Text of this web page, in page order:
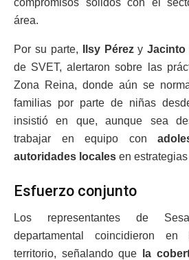
compromisos sólidos con el
área.
Por su parte, Ilsy PérezyJacinto
de SVET, alertaron sobre las
Zona Reina, donde aún se
familias por parte de niñas
insistió en que, aunque sea
trabajar en equipo con
autoridades locales en
Esfuerzo conjunto
Los representantes de
departamental coincidieron
territorio, señalando que
la